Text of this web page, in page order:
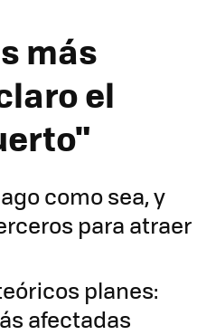
más
el
como sea, y
para atraer
planes:
afectadas